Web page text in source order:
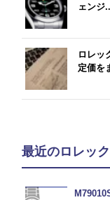
ェンジ
ロレッ
定価を
最近のロレッ